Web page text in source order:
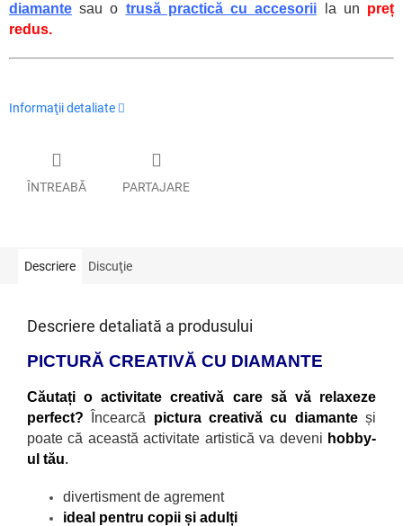
diamante sau o trusă practică cu accesorii la un preț
redus.
Informaţii detaliate
ÎNTREABĂ PARTAJARE
Descriere Discuţie
Descriere detaliată a produsului
PICTURĂ CREATIVĂ CU DIAMANTE
Căutați o activitate creativă care să vă relaxeze
perfect?
Încearcă pictura creativă cu diamanteși
poate că această activitate artistică va deveni hobby-
ul tău.
divertisment de agrement
ideal pentru copii și adulți